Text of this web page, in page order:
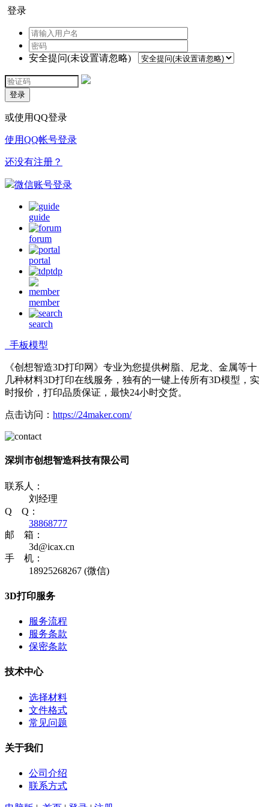
登录
安全提问(未设置请忽略)
登录
或使用QQ登录
使用QQ帐号登录
还没有注册？
微信账号登录
guide
forum
portal
tdp
member
search
手板模型
《创想智造3D打印网》专业为您提供树脂、尼龙、金属等十
几种材料3D打印在线服务，独有的一键上传所有3D模型，实
时报价，打印品质保证，最快24小时交货。
点击访问： https://24maker.com/
深圳市创想智造科技有限公司
联系人：
刘经理
Q Q：
38868777
邮 箱：
3d@icax.cn
手 机：
18925268267 (微信)
3D打印服务
服务流程
服务条款
保密条款
技术中心
选择材料
文件格式
常见问题
关于我们
公司介绍
联系方式